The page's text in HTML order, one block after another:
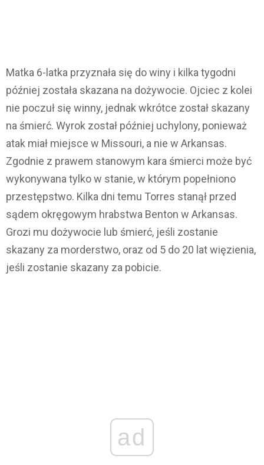
Matka 6-latka przyznała się do winy i kilka tygodni
później została skazana na dożywocie. Ojciec z kolei
nie poczuł się winny, jednak wkrótce został skazany
na śmierć. Wyrok został później uchylony, ponieważ
atak miał miejsce w Missouri, a nie w Arkansas.
Zgodnie z prawem stanowym kara śmierci może być
wykonywana tylko w stanie, w którym popełniono
przestępstwo. Kilka dni temu Torres stanął przed
sądem okręgowym hrabstwa Benton w Arkansas.
Grozi mu dożywocie lub śmierć, jeśli zostanie
skazany za morderstwo, oraz od 5 do 20 lat więzienia,
jeśli zostanie skazany za pobicie.
ad